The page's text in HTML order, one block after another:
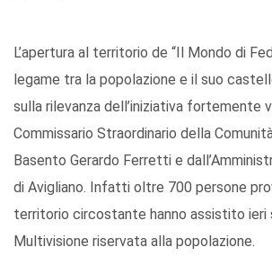
L’apertura al territorio de “Il Mondo di
legame tra la popolazione e il suo
sulla rilevanza dell’iniziativa fortemente
Commissario Straordinario della
Basento Gerardo Ferretti e
di Avigliano. Infatti oltre 700 persone
territorio circostante hanno assistito ieri
Multivisione riservata alla popolazione.